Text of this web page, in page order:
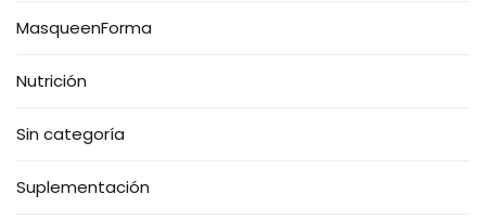
MasqueenForma
Nutrición
Sin categoría
Suplementación